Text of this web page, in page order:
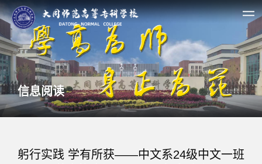
信息阅读
躬行实践 学有所获——中文系24级中文一班